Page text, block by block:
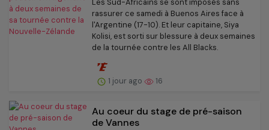
Les Sud-Africains se sont imposés sans
rassurer ce samedi à Buenos Aires face à
l'Argentine (17-10). Et leur capitaine, Siya
Kolisi, est sorti sur blessure à deux semaines
de la tournée contre les All Blacks.
1 jour ago 16
Au coeur du stage de pré-saison
de Vannes